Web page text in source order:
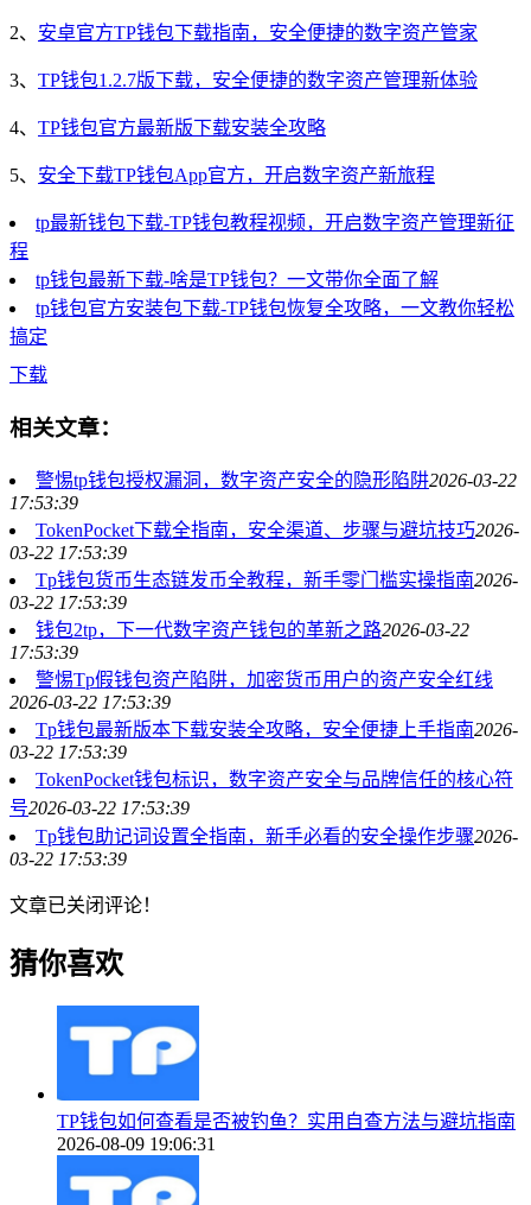
2、 安卓官方TP钱包下载指南，安全便捷的数字资产管家
3、 TP钱包1.2.7版下载，安全便捷的数字资产管理新体验
4、 TP钱包官方最新版下载安装全攻略
5、 安全下载TP钱包App官方，开启数字资产新旅程
tp最新钱包下载-TP钱包教程视频，开启数字资产管理新征
程
tp钱包最新下载-啥是TP钱包？一文带你全面了解
tp钱包官方安装包下载-TP钱包恢复全攻略，一文教你轻松
搞定
下载
相关文章：
警惕tp钱包授权漏洞，数字资产安全的隐形陷阱2026-03-22
17:53:39
TokenPocket下载全指南，安全渠道、步骤与避坑技巧2026-
03-22 17:53:39
Tp钱包货币生态链发币全教程，新手零门槛实操指南2026-
03-22 17:53:39
钱包2tp，下一代数字资产钱包的革新之路2026-03-22
17:53:39
警惕Tp假钱包资产陷阱，加密货币用户的资产安全红线
2026-03-22 17:53:39
Tp钱包最新版本下载安装全攻略，安全便捷上手指南2026-
03-22 17:53:39
TokenPocket钱包标识，数字资产安全与品牌信任的核心符
号2026-03-22 17:53:39
Tp钱包助记词设置全指南，新手必看的安全操作步骤2026-
03-22 17:53:39
文章已关闭评论！
猜你喜欢
TP钱包如何查看是否被钓鱼？实用自查方法与避坑指南
2026-08-09 19:06:31